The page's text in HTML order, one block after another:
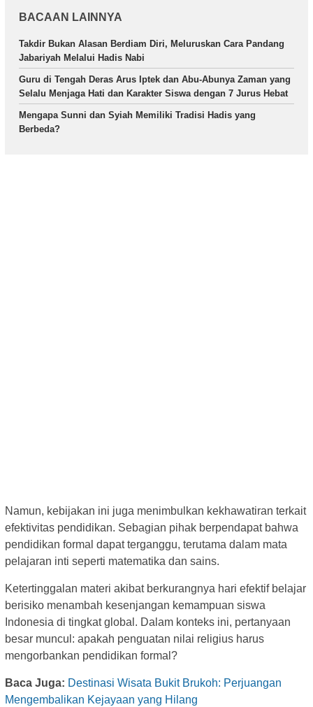
BACAAN LAINNYA
Takdir Bukan Alasan Berdiam Diri, Meluruskan Cara Pandang
Jabariyah Melalui Hadis Nabi
Guru di Tengah Deras Arus Iptek dan Abu-Abunya Zaman yang
Selalu Menjaga Hati dan Karakter Siswa dengan 7 Jurus Hebat
Mengapa Sunni dan Syiah Memiliki Tradisi Hadis yang
Berbeda?
Namun, kebijakan ini juga menimbulkan kekhawatiran terkait
efektivitas pendidikan. Sebagian pihak berpendapat bahwa
pendidikan formal dapat terganggu, terutama dalam mata
pelajaran inti seperti matematika dan sains.
Ketertinggalan materi akibat berkurangnya hari efektif belajar
berisiko menambah kesenjangan kemampuan siswa
Indonesia di tingkat global. Dalam konteks ini, pertanyaan
besar muncul: apakah penguatan nilai religius harus
mengorbankan pendidikan formal?
Baca Juga: Destinasi Wisata Bukit Brukoh: Perjuangan
Mengembalikan Kejayaan yang Hilang